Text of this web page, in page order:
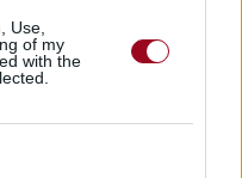
Use,
of my
with the